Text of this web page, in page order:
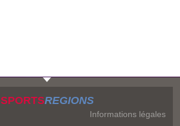
SPORTSREGIONS
Informations légales